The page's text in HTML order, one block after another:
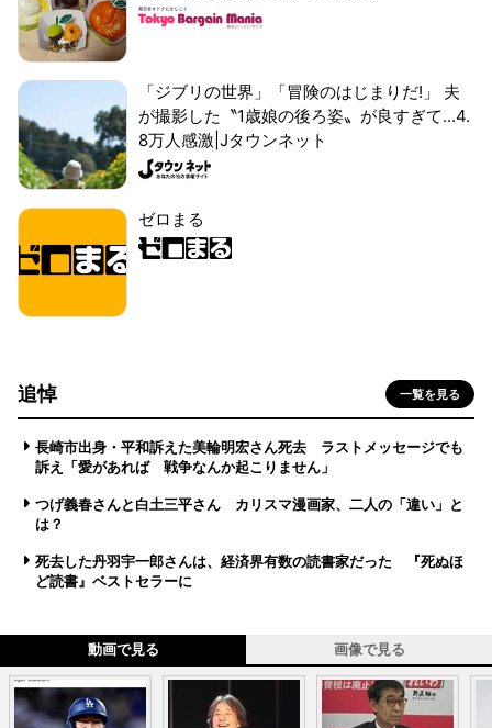
「ジブリの世界」「冒険のはじまりだ!」 夫
が撮影した〝1歳娘の後ろ姿〟が良すぎて...4.
8万人感激|Jタウンネット
ゼロまる
追悼 一覧を見る
長崎市出身・平和訴えた美輪明宏さん死去 ラストメッセージでも
訴え「愛があれば 戦争なんか起こりません」
つげ義春さんと白土三平さん カリスマ漫画家、二人の「違い」と
は？
死去した丹羽宇一郎さんは、経済界有数の読書家だった 『死ぬほ
ど読書』ベストセラーに
動画で見る 画像で見る